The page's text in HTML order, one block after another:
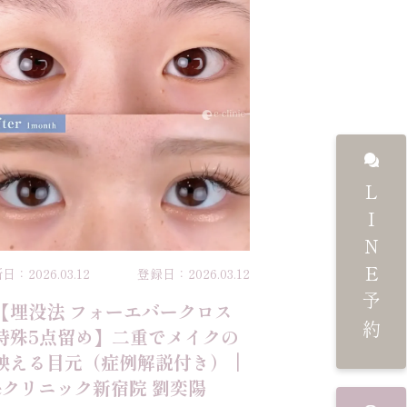
：2026.03.12 登録日：2026.03.12
埋没法 フォーエバークロス
殊5点留め】二重でメイクの
える目元（症例解説付き）｜
リニック新宿院 劉奕陽
LINE予約